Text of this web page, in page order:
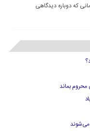
که دوباره دیدگاهی
بماند
می‌شوند